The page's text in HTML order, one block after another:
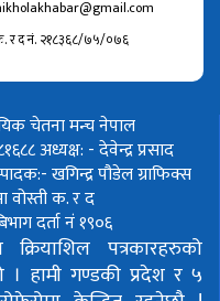
र द नं. २१८३६८/७५/०७६
चेतना मन्च नेपाल
अध्यक्ष: - देवेन्द्र प्रसाद
खगिन्द्र पौडेलग्राफिक्स
वोस्तीक. र द
दर्ता नं १९०६
पत्रकारहरुको
। हामी गण्डकी प्रदेश र ५